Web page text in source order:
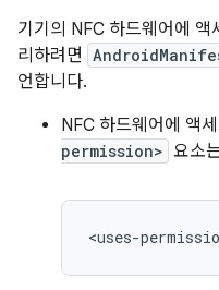
기기의 NFC 하드웨어에 액
리하려면
언합니다.
NFC 하드웨어에 액
permission> 요소
<uses-